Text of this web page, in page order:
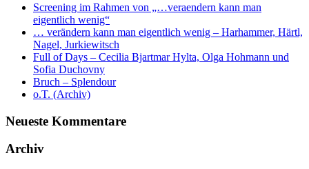
Screening im Rahmen von „…veraendern kann man
eigentlich wenig“
… verändern kann man eigentlich wenig – Harhammer, Härtl,
Nagel, Jurkiewitsch
Full of Days – Cecilia Bjartmar Hylta, Olga Hohmann und
Sofia Duchovny
Bruch – Splendour
o.T. (Archiv)
Neueste Kommentare
Archiv